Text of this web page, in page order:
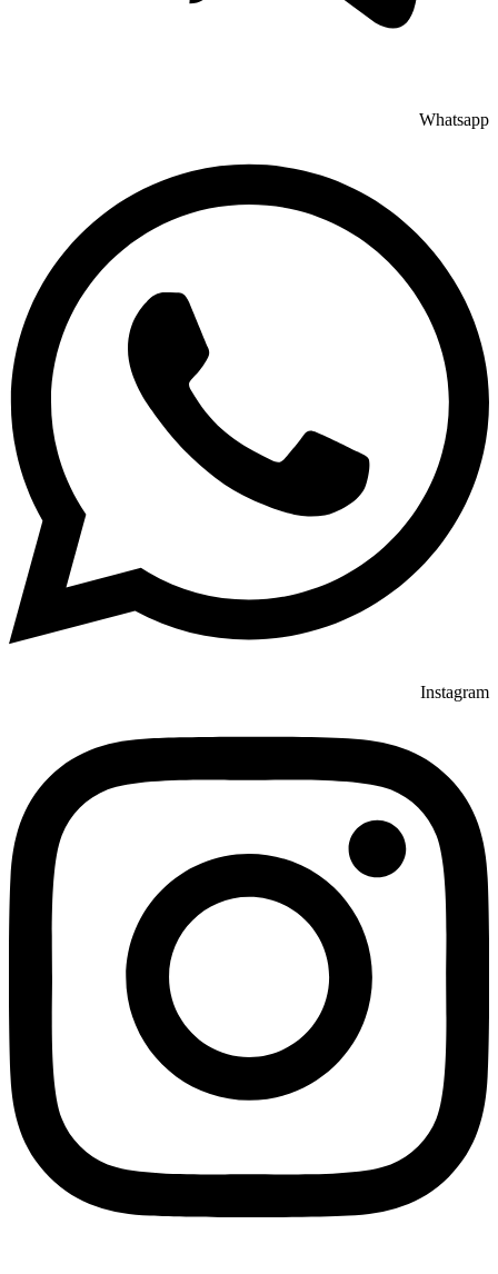
Whatsapp
Instagram